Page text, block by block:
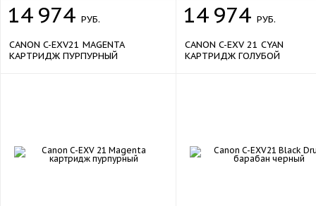
14 974 РУБ.
CANON C-EXV21 MAGENTA
КАРТРИДЖ ПУРПУРНЫЙ
14 974 РУБ.
CANON C-EXV 21 CYAN
КАРТРИДЖ ГОЛУБОЙ